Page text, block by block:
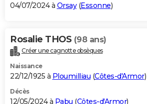
04/07/2024 à Orsay(Essonne)
Rosalie THOS (98 ans)
Créer une cagnotte obsèques
Naissance
22/12/1925 à Ploumilliau (Côtes-d'Armor)
Décès
12/05/2024 à Pabu (Côtes-d'Armor)